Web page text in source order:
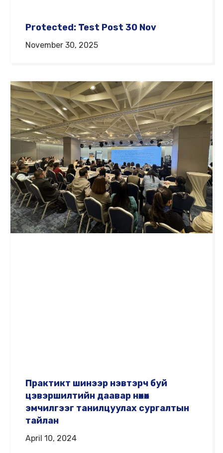
Protected: Test Post 30 Nov
November 30, 2025
Практикт шинээр нэвтэрч буй
цэвэршилтийн даавар нөхөх
эмчилгээг танилцуулах сургалтын
тайлан
April 10, 2024